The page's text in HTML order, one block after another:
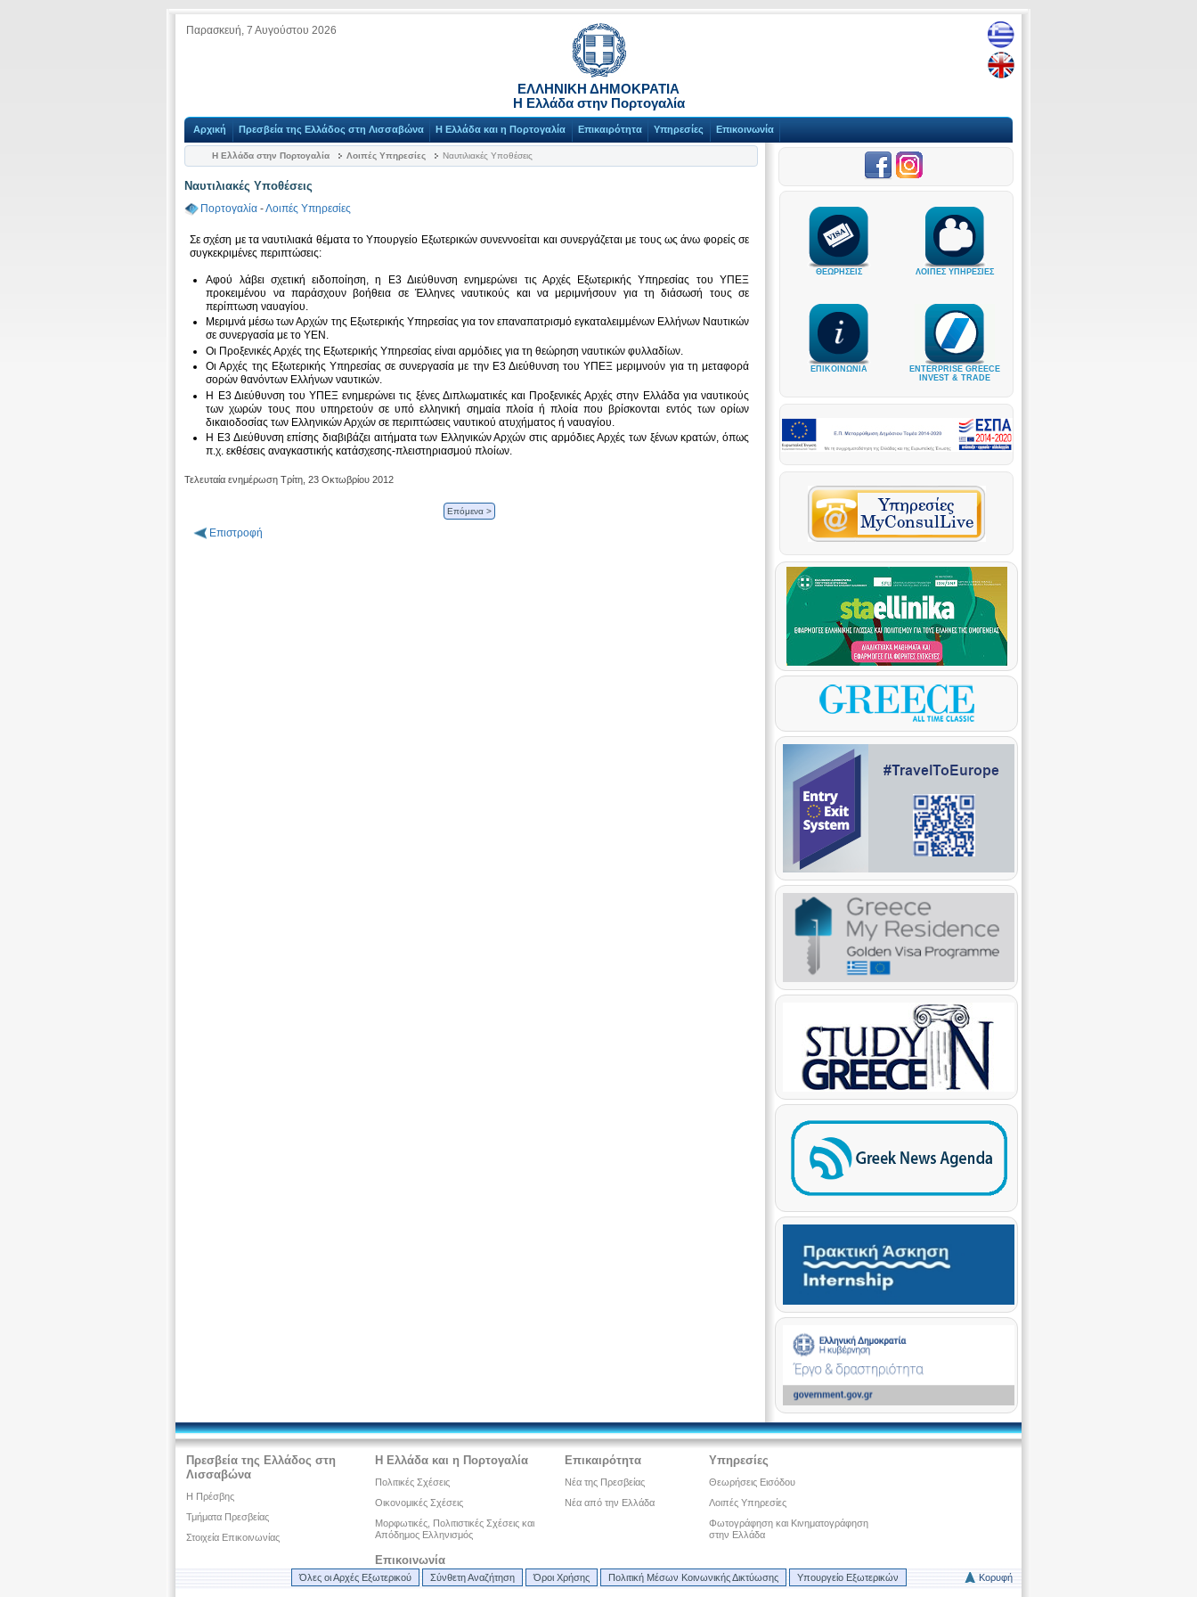
Παρασκευή, 7 Αυγούστου 2026
ΕΛΛΗΝΙΚΗ ΔΗΜΟΚΡΑΤΙΑ
Η Ελλάδα στην Πορτογαλία
Αρχική Πρεσβεία της Ελλάδος στη Λισσαβώνα Η Ελλάδα και η Πορτογαλία Επικαιρότητα Υπηρεσίες Επικοινωνία
Η Ελλάδα στην Πορτογαλία Λοιπές Υπηρεσίες Ναυτιλιακές Υποθέσεις
Ναυτιλιακές Υποθέσεις
Πορτογαλία -Λοιπές Υπηρεσίες
Σε σχέση με τα ναυτιλιακά θέματα το Υπουργείο Εξωτερικών συνεννοείται και συνεργάζεται με τους ως άνω φορείς σε
συγκεκριμένες περιπτώσεις:
Αφού λάβει σχετική ειδοποίηση, η Ε3 Διεύθυνση ενημερώνει τις Αρχές Εξωτερικής Υπηρεσίας του ΥΠΕΞ
προκειμένου να παράσχουν βοήθεια σε Έλληνες ναυτικούς και να μεριμνήσουν για τη διάσωσή τους σε
περίπτωση ναυαγίου.
Μεριμνά μέσω των Αρχών της Εξωτερικής Υπηρεσίας για τον επαναπατρισμό εγκαταλειμμένων Ελλήνων Ναυτικών
σε συνεργασία με το ΥΕΝ.
Οι Προξενικές Αρχές της Εξωτερικής Υπηρεσίας είναι αρμόδιες για τη θεώρηση ναυτικών φυλλαδίων.
Οι Αρχές της Εξωτερικής Υπηρεσίας σε συνεργασία με την Ε3 Διεύθυνση του ΥΠΕΞ μεριμνούν για τη μεταφορά
σορών θανόντων Ελλήνων ναυτικών.
Η Ε3 Διεύθυνση του ΥΠΕΞ ενημερώνει τις ξένες Διπλωματικές και Προξενικές Αρχές στην Ελλάδα για ναυτικούς
των χωρών τους που υπηρετούν σε υπό ελληνική σημαία πλοία ή πλοία που βρίσκονται εντός των ορίων
δικαιοδοσίας των Ελληνικών Αρχών σε περιπτώσεις ναυτικού ατυχήματος ή ναυαγίου.
Η Ε3 Διεύθυνση επίσης διαβιβάζει αιτήματα των Ελληνικών Αρχών στις αρμόδιες Αρχές των ξένων κρατών, όπως
π.χ. εκθέσεις αναγκαστικής κατάσχεσης-πλειστηριασμού πλοίων.
Τελευταία ενημέρωση Τρίτη, 23 Οκτωβρίου 2012
Επόμενα >
Επιστροφή
ΘΕΩΡΗΣΕΙΣ ΛΟΙΠΕΣ ΥΠΗΡΕΣΙΕΣ
ΕΠΙΚΟΙΝΩΝΙΑ
ENTERPRISE GREECE
INVEST & TRADE
Πρεσβεία της Ελλάδος στη
Λισσαβώνα
Η Πρέσβης
Τμήματα Πρεσβείας
Στοιχεία Επικοινωνίας
Η Ελλάδα και η Πορτογαλία
Πολιτικές Σχέσεις
Οικονομικές Σχέσεις
Μορφωτικές, Πολιτιστικές Σχέσεις και
Απόδημος Ελληνισμός
Επικαιρότητα
Νέα της Πρεσβείας
Νέα από την Ελλάδα
Υπηρεσίες
Θεωρήσεις Εισόδου
Λοιπές Υπηρεσίες
Φωτογράφηση και Κινηματογράφηση
στην Ελλάδα
Επικοινωνία
Όλες οι Αρχές Εξωτερικού Σύνθετη Αναζήτηση Όροι Χρήσης Πολιτική Μέσων Κοινωνικής Δικτύωσης Υπουργείο Εξωτερικών Κορυφή